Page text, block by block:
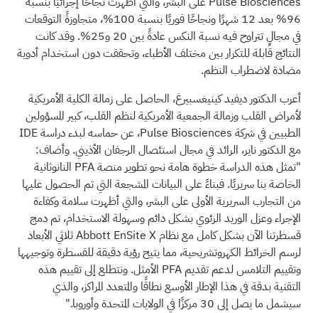
96% بعد 12 شهرًا ونجاحًا فوريًا بنسبة 100%، متجاوزةً التوقعات
في مجالٍ تتراوح فيه نسبة النكس عادةً بين 20 و25%. وقد كانت
النتائج قابلة للتكرار بين مختلف الأطباء، وتحققت دون استخدام أدوية
مضادة لاضطراب النظم.
أعرب الدكتور ديفيد كينيغسبيرغ، الحاصل على زمالة الكلية الأمريكية
لأمراض القلب وزمالة الجمعية الأمريكية لنظم القلب، كبير المسؤولين
الطبيين في شركة Pulse Biosciences، عن حماسه لبدء دراسة IDE
مع الدكتور ناير، الرائد في مجال استئصال الرجفان الأذيني. وأضاف:
"تمثل هذه الدراسة خطوة هامة نحو تطوير منصة PFA النانوثانية
الخاصة بنا سريريًا. فبناءً على البيانات المشجعة التي تم الحصول عليها
من التجارب السريرية الأولى على البشر، والتي أظهرت سلامة وكفاءة
الإجراء وعزل الوريد الرئوي بشكل دائم وسهولة الاستخدام، تم دمج
قسطرتنا الآن بشكل كامل مع نظام Abbott EnSite X ثلاثي الأبعاد
لرسم الخرائط الكهروتشريحية، مما يتيح رؤية دقيقة للقسطرة وتوجيهها
وتقييم التلامس لدعم تقديم PFA الأمثل. ونتطلع إلى تقييم هذه
التقنية بدقة في هذا الإطار الأوسع نطاقًا والمتعدد المراكز، والذي
سيشمل ما يصل إلى 30 مركزًا في الولايات المتحدة وأوروبا."